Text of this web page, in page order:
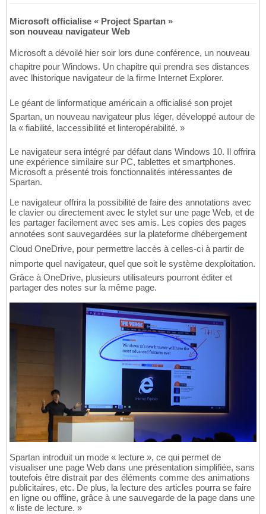
Microsoft officialise « Project Spartan »
son nouveau navigateur Web
Microsoft a dévoilé hier soir lors dune conférence, un nouveau
chapitre pour Windows. Un chapitre qui prendra ses distances
avec lhistorique navigateur de la firme Internet Explorer.
Le géant de linformatique américain a officialisé son projet
Spartan, un nouveau navigateur plus léger, développé autour de
la « fiabilité, laccessibilité et linteropérabilité. »
Le navigateur sera intégré par défaut dans Windows 10. Il offrira
une expérience similaire sur PC, tablettes et smartphones.
Microsoft a présenté trois fonctionnalités intéressantes de
Spartan.
Le navigateur offrira la possibilité de faire des annotations avec
le clavier ou directement avec le stylet sur une page Web, et de
les partager facilement avec ses amis. Les copies des pages
annotées sont sauvegardées sur la plateforme dhébergement
Cloud OneDrive, pour permettre laccès à celles-ci à partir de
nimporte quel navigateur, quel que soit le système dexploitation.
Grâce à OneDrive, plusieurs utilisateurs pourront éditer et
partager des notes sur la même page.
Spartan introduit un mode « lecture », ce qui permet de
visualiser une page Web dans une présentation simplifiée, sans
toutefois être distrait par des éléments comme des animations
publicitaires, etc. De plus, la lecture des articles pourra se faire
en ligne ou offline, grâce à une sauvegarde de la page dans une
« liste de lecture. »